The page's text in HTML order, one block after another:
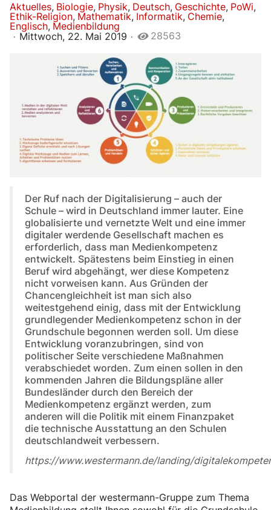
Aktuelles Biologie Physik Deutsch Geschichte PoWi
Ethik-Religion Mathematik Informatik Chemie
Englisch Medienbildung
Mittwoch, 22. Mai 2019
28563
Der Ruf nach der Digitalisierung – auch der
Schule – wird in Deutschland immer lauter. Eine
globalisierte und vernetzte Welt und eine immer
digitaler werdende Gesellschaft machen es
erforderlich, dass man Medienkompetenz
entwickelt. Spätestens beim Einstieg in einen
Beruf wird abgehängt, wer diese Kompetenz
nicht vorweisen kann. Aus Gründen der
Chancengleichheit ist man sich also
weitestgehend einig, dass mit der Entwicklung
grundlegender Medienkompetenz schon in der
Grundschule begonnen werden soll. Um diese
Entwicklung voranzubringen, sind von
politischer Seite verschiedene Maßnahmen
verabschiedet worden. Zum einen sollen in den
kommenden Jahren die Bildungspläne aller
Bundesländer durch den Bereich der
Medienkompetenz ergänzt werden, zum
anderen will die Politik mit einem Finanzpaket
die technische Ausstattung an den Schulen
deutschlandweit verbessern.
https://www.westermann.de/landing/
Das Webportal der westermann-Gruppe zum Thema